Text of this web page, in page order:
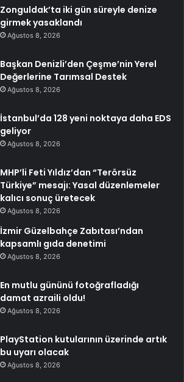
Zonguldak’ta iki gün süreyle denize
girmek yasaklandı
Ağustos 8, 2026
Başkan Denizli’den Çeşme’nin Yerel
Değerlerine Tarımsal Destek
Ağustos 8, 2026
İstanbul’da 128 yeni noktaya daha EDS
geliyor
Ağustos 8, 2026
MHP’li Feti Yıldız’dan “Terörsüz
Türkiye” mesajı: Yasal düzenlemeler
kalıcı sonuç üretecek
Ağustos 8, 2026
İzmir Güzelbahçe Zabıtası’ndan
kapsamlı gıda denetimi
Ağustos 8, 2026
En mutlu gününü fotoğrafladığı
damat azraili oldu!
Ağustos 8, 2026
PlayStation kutularının üzerinde artık
bu uyarı olacak
Ağustos 8, 2026